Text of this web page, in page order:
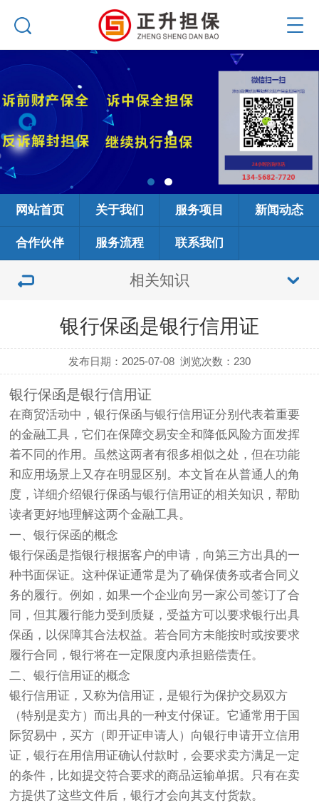
网站首页 关于我们 服务项目 新闻动态
合作伙伴 服务流程 联系我们
相关知识
银行保函是银行信用证
发布日期：2025-07-08 浏览次数： 230
银行保函是银行信用证
在商贸活动中，银行保函与银行信用证分别代表着重要
的金融工具，它们在保障交易安全和降低风险方面发挥
着不同的作用。虽然这两者有很多相似之处，但在功能
和应用场景上又存在明显区别。本文旨在从普通人的角
度，详细介绍银行保函与银行信用证的相关知识，帮助
读者更好地理解这两个金融工具。
一、银行保函的概念
银行保函是指银行根据客户的申请，向第三方出具的一
种书面保证。这种保证通常是为了确保债务或者合同义
务的履行。例如，如果一个企业向另一家公司签订了合
同，但其履行能力受到质疑，受益方可以要求银行出具
保函，以保障其合法权益。若合同方未能按时或按要求
履行合同，银行将在一定限度内承担赔偿责任。
二、银行信用证的概念
银行信用证 ，又称为信用证，是银行为保护交易双方
（特别是卖方）而出具的一种支付保证。它通常用于国
际贸易中，买方（即开证申请人）向银行申请开立信用
证，银行在用信用证确认付款时，会要求卖方满足一定
的条件，比如提交符合要求的商品运输单据。只有在卖
方提供了这些文件后，银行才会向其支付货款。